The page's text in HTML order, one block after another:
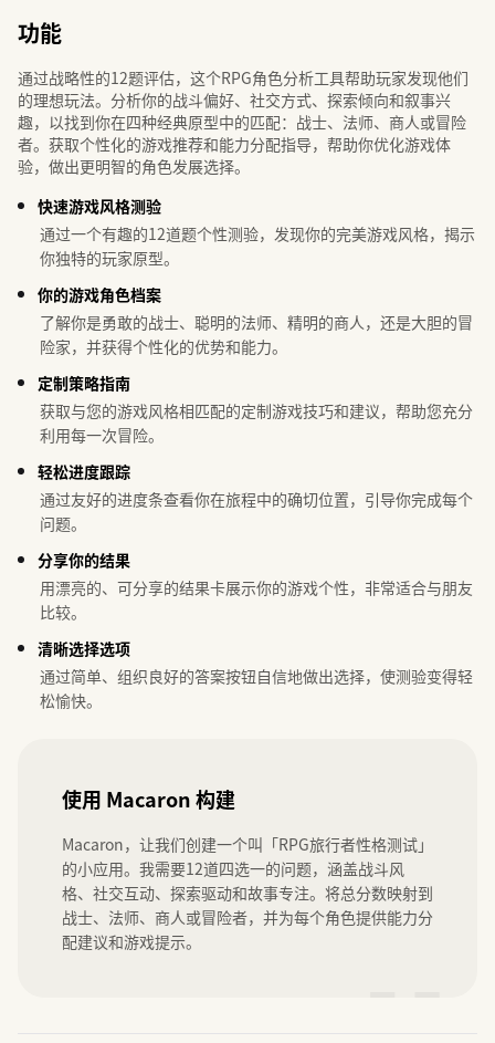
功能
通过战略性的12题评估，这个RPG角色分析工具帮助玩家发现他们
的理想玩法。分析你的战斗偏好、社交方式、探索倾向和叙事兴
趣，以找到你在四种经典原型中的匹配：战士、法师、商人或冒险
者。获取个性化的游戏推荐和能力分配指导，帮助你优化游戏体
验，做出更明智的角色发展选择。
快速游戏风格测验
通过一个有趣的12道题个性测验，发现你的完美游戏风格，揭示
你独特的玩家原型。
你的游戏角色档案
了解你是勇敢的战士、聪明的法师、精明的商人，还是大胆的冒
险家，并获得个性化的优势和能力。
定制策略指南
获取与您的游戏风格相匹配的定制游戏技巧和建议，帮助您充分
利用每一次冒险。
轻松进度跟踪
通过友好的进度条查看你在旅程中的确切位置，引导你完成每个
问题。
分享你的结果
用漂亮的、可分享的结果卡展示你的游戏个性，非常适合与朋友
比较。
清晰选择选项
通过简单、组织良好的答案按钮自信地做出选择，使测验变得轻
松愉快。
使用 Macaron 构建
Macaron，让我们创建一个叫「RPG旅行者性格测试」
的小应用。我需要12道四选一的问题，涵盖战斗风
格、社交互动、探索驱动和故事专注。将总分数映射到
战士、法师、商人或冒险者，并为每个角色提供能力分
配建议和游戏提示。